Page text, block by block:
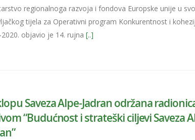
regionalnoga razvoja i fondova Europske unije u
tijela za Operativni program Konkurentnost i
2020. objavio je 14. rujna[..]
Saveza Alpe-Jadran održana
“Budućnost i strateški ciljevi Saveza